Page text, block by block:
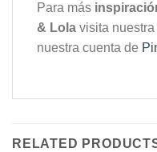
Para más
& Lola visita
nuestra cuenta de
RELATED